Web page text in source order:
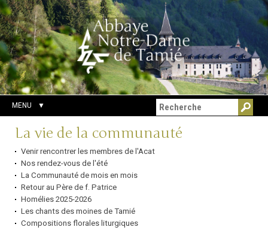
Aller
au
contenu.
|
Aller
à
la
navigation
Outils
personnels
Chercher par
Recherche
avancée…
MENU
Navigation
La vie de la communauté
Venir rencontrer les membres de l'Acat
Nos rendez-vous de l'été
La Communauté de mois en mois
Retour au Père de f. Patrice
Homélies 2025-2026
Les chants des moines de Tamié
Compositions florales liturgiques